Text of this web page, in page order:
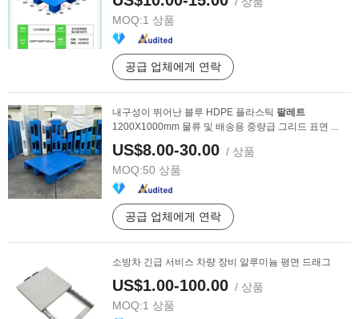
MOQ:1 상품
공급 업체에게 연락
내구성이 뛰어난 블루 HDPE 플라스틱 팔레트
1200X1000mm 물류 및 배송용 중량급 그리드 표면 ...
US$8.00-30.00 / 상품
MOQ:50 상품
공급 업체에게 연락
소방차 긴급 서비스 차량 장비 알루미늄 평면 드래그
US$1.00-100.00 / 상품
MOQ:1 상품